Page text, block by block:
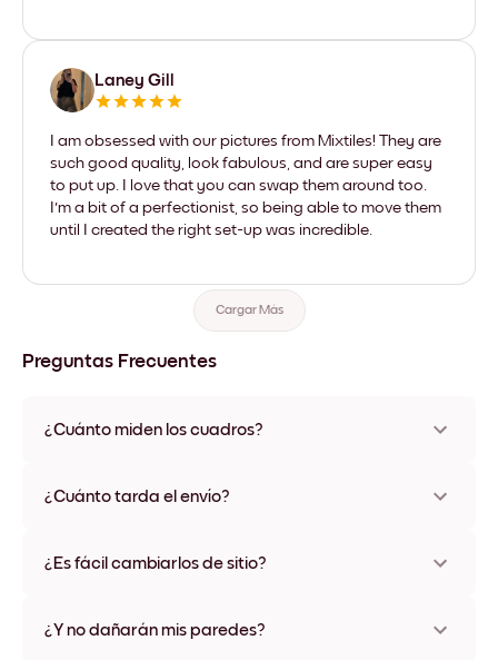
Laney Gill
I am obsessed with our pictures from Mixtiles! They are
such good quality, look fabulous, and are super easy
to put up. I love that you can swap them around too.
I'm a bit of a perfectionist, so being able to move them
until I created the right set-up was incredible.
Cargar Más
Preguntas Frecuentes
¿Cuánto miden los cuadros?
varios materiales y colores de marco, incluidas opciones sin
¿Cuánto tarda el envío?
disponibles en algunos países. Te enviaremos un número de
¿Es fácil cambiarlos de sitio?
ningún daño
¿Y no dañarán mis paredes?